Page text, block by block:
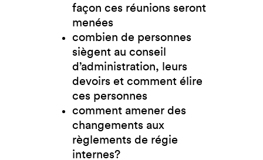
façon ces réunions seront
menées
combien de personnes
siègent au conseil
d’administration, leurs
devoirs et comment élire
ces personnes
comment amener des
changements aux
règlements de régie
internes?